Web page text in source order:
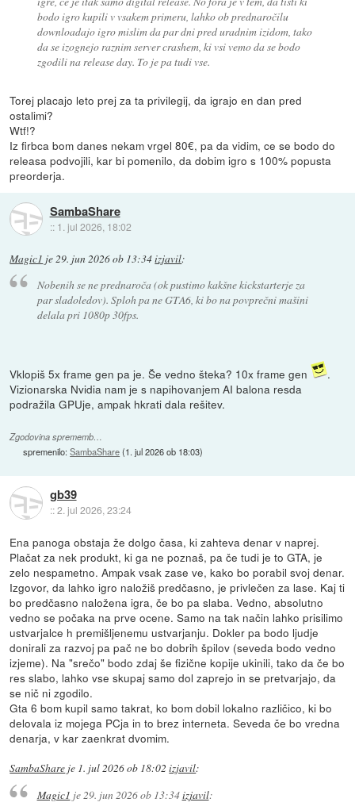
bodo igro kupili v vsakem primeru, lahko ob prednaročilu
downloadajo igro mislim da par dni pred uradnim izidom, tako
da se izognejo raznim server crashem, ki vsi vemo da se bodo
zgodili na release day. To je pa tudi vse.
Torej placajo leto prej za ta privilegij, da igrajo en dan pred
ostalimi?
Wtf!?
Iz firbca bom danes nekam vrgel 80€, pa da vidim, ce se bodo do
releasa podvojili, kar bi pomenilo, da dobim igro s 100% popusta
preorderja.
SambaShare
:: 1. jul 2026, 18:02
Magic1 je 29. jun 2026 ob 13:34izjavil:
Nobenih se ne prednaroča (ok pustimo kakšne kickstarterje za
par sladoledov). Sploh pa ne GTA6, ki bo na povprečni mašini
delala pri 1080p 30fps.
Vklopiš 5x frame gen pa je. Še vedno šteka? 10x frame gen
.
Vizionarska Nvidia nam je s napihovanjem AI balona resda
podražila GPUje, ampak hkrati dala rešitev.
Zgodovina sprememb…
spremenilo:SambaShare(1. jul 2026 ob 18:03)
gb39
::2. jul 2026, 23:24
Ena panoga obstaja že dolgo časa, ki zahteva denar v naprej.
Plačat za nek produkt, ki ga ne poznaš, pa če tudi je to GTA, je
zelo nespametno. Ampak vsak zase ve, kako bo porabil svoj denar.
Izgovor, da lahko igro naložiš predčasno, je privlečen za lase. Kaj ti
bo predčasno naložena igra, če bo pa slaba. Vedno, absolutno
vedno se počaka na prve ocene. Samo na tak način lahko prisilimo
ustvarjalce h premišljenemu ustvarjanju. Dokler pa bodo ljudje
donirali za razvoj pa pač ne bo dobrih špilov (seveda bodo vedno
izjeme). Na "srečo" bodo zdaj še fizične kopije ukinili, tako da če bo
res slabo, lahko vse skupaj samo dol zaprejo in se pretvarjajo, da
se nič ni zgodilo.
Gta 6 bom kupil samo takrat, ko bom dobil lokalno različico, ki bo
delovala iz mojega PCja in to brez interneta. Seveda če bo vredna
denarja, v kar zaenkrat dvomim.
SambaShare je 1. jul 2026 ob 18:02 izjavil:
Magic1 je 29. jun 2026 ob 13:34izjavil: